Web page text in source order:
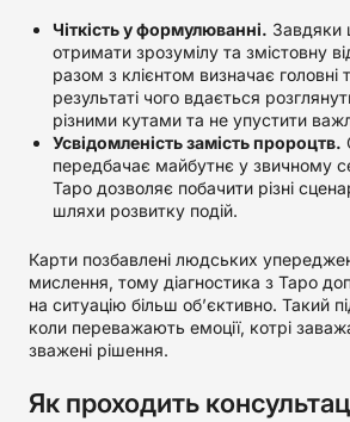
Чіткість у формулюванні. Завдяки
отримати зрозумілу та змістовну
разом з клієнтом визначає головні
результаті чого вдається
різними кутами та не упустити
Усвідомленість замість пророцтв.
передбачає майбутнє у звичному
Таро дозволяє побачити різні
шляхи розвитку подій.
Карти позбавлені людських
мислення, тому діагностика з Таро
на ситуацію більш об’єктивно. Такий
коли переважають емоції, котрі
зважені рішення.
Як проходить